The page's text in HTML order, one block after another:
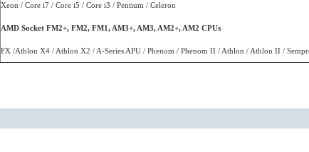
Xeon / Core i7 / Core i5 / Core i3 / Pentium / Celeron
AMD Socket FM2+, FM2, FM1, AM3+, AM3, AM2+, AM2 CPUs
FX /Athlon X4 / Athlon X2 / A-Series APU / Phenom / Phenom II / Athlon / Athlon II /